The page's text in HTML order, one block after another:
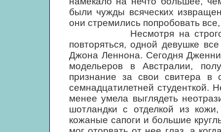
были чужды всяческих
они стремились попробовать
Несмотря на строгое
повторяться, одной девушке
Джона Леннона. Сегодня
модельеров в Австралии,
признание за свои свитера
семнадцатилетней студенткой.
менее умела выглядеть
шотландки с отделкой из
кожаные сапоги и большие